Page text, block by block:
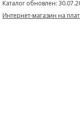
Каталог обновлен:
Интернет-магазин на